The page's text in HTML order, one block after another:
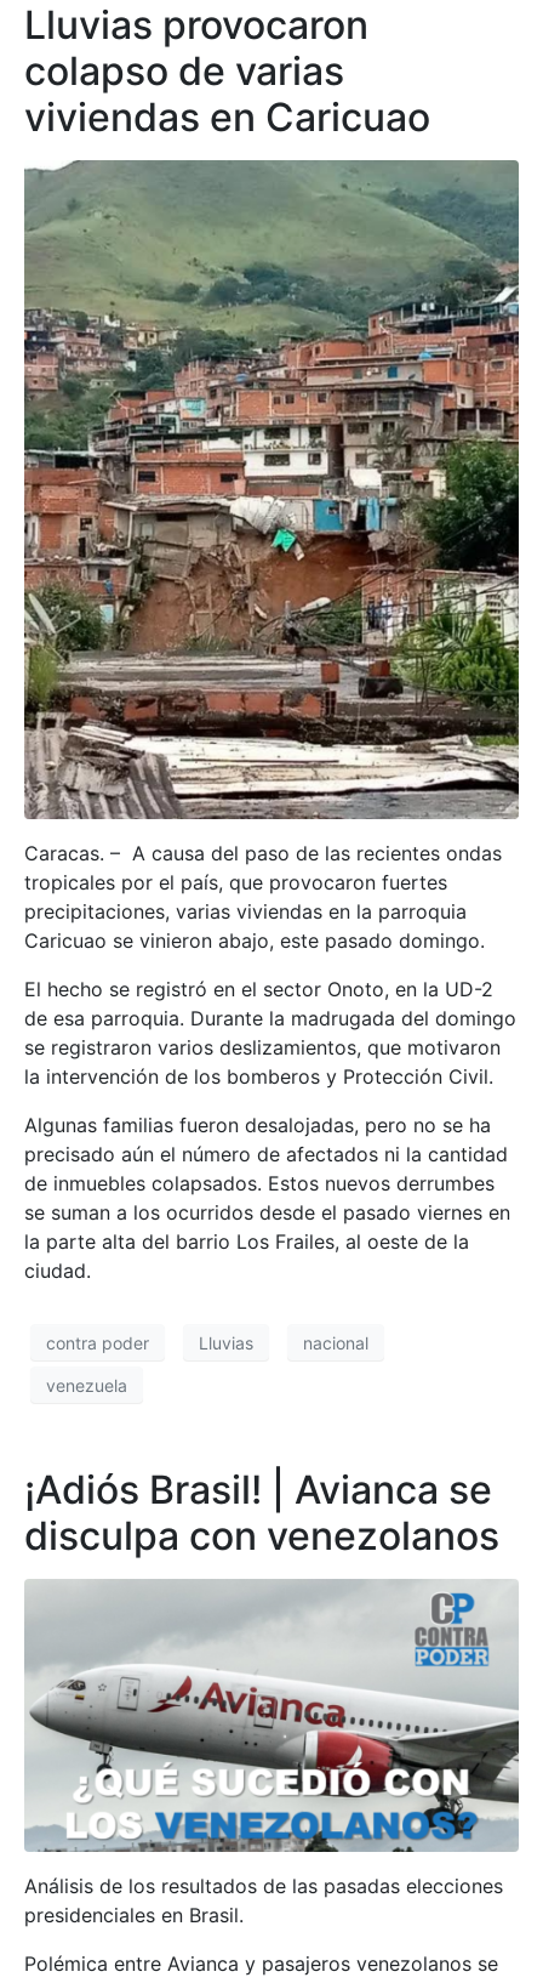
Lluvias provocaron
colapso de varias
viviendas en Caricuao
Caracas. – A causa del paso de las recientes ondas
tropicales por el país, que provocaron fuertes
precipitaciones, varias viviendas en la parroquia
Caricuao se vinieron abajo, este pasado domingo.
El hecho se registró en el sector Onoto, en la UD-2
de esa parroquia. Durante la madrugada del domingo
se registraron varios deslizamientos, que motivaron
la intervención de los bomberos y Protección Civil.
Algunas familias fueron desalojadas, pero no se ha
precisado aún el número de afectados ni la cantidad
de inmuebles colapsados. Estos nuevos derrumbes
se suman a los ocurridos desde el pasado viernes en
la parte alta del barrio Los Frailes, al oeste de la
ciudad.
contra poder Lluvias nacional
venezuela
¡Adiós Brasil! | Avianca se
disculpa con venezolanos
Análisis de los resultados de las pasadas elecciones
presidenciales en Brasil.
Polémica entre Avianca y pasajeros venezolanos se